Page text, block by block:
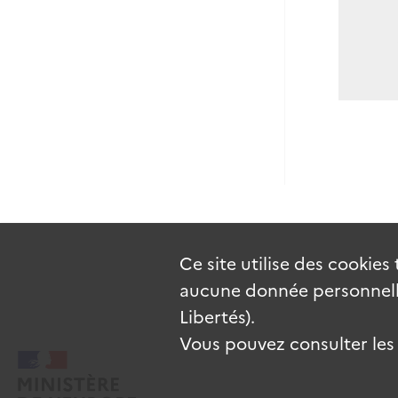
Ce site utilise des cookies
aucune donnée
Libertés).
Vous pouvez consulter